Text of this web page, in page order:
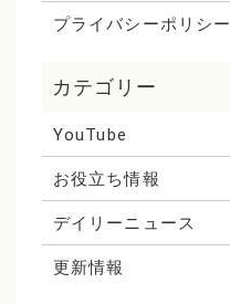
プライバシーポリシー
YouTube
お役立ち情報
デイリーニュース
更新情報